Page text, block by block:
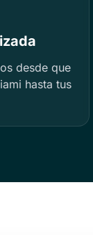
desde que
hasta tus